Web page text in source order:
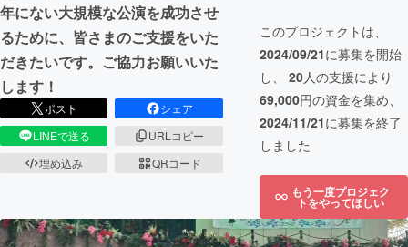
年にない大規模な公演を成功させ
るために、皆さまのご支援をいた
だきたいです。ご協力お願いいた
します！
ポスト
シェア
LINEで送る
URLコピー
埋め込み
QRコード
このプロジェクトは、
2024/09/21に募集を開始
し、 20人の支援により
69,000円の資金を集め、
2024/11/21に募集を終了
しました
もう一度プロジェク
トをやってほしい